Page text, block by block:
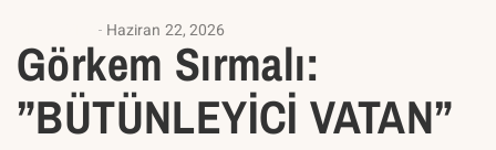
Haziran 22, 2026
Görkem Sırmalı:
”BÜTÜNLEYİCİ VATAN”